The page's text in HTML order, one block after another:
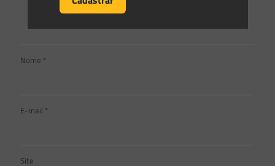
Nome *
E-mail *
Site